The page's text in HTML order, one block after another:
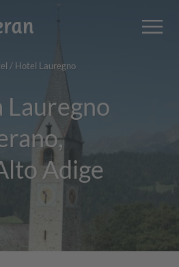
/ Hotel Lauregno
Lauregno
Adige